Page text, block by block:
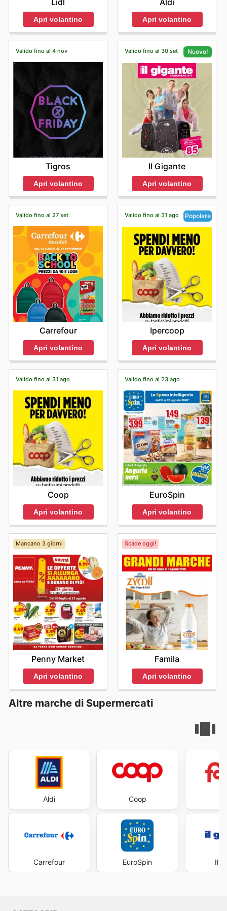
Apri volantino Apri volantino
Valido fino al 4 nov
Tigros
Apri volantino
Valido fino al 30 set Nuovo!
Il Gigante
Apri volantino
Valido fino al 27 set
Carrefour
Apri volantino
Valido fino al 31 ago Popolare
Ipercoop
Apri volantino
Valido fino al 31 ago
Coop
Apri volantino
Valido fino al 23 ago
EuroSpin
Apri volantino
Mancano 3 giorni
Penny Market
Apri volantino
Scade oggi!
Famila
Apri volantino
Altre marche di Supermercati
Aldi
Carrefour
Coop
EuroSpin Il